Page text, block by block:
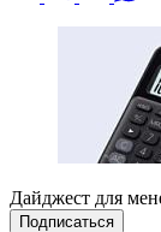
Дайджест для
Подписаться